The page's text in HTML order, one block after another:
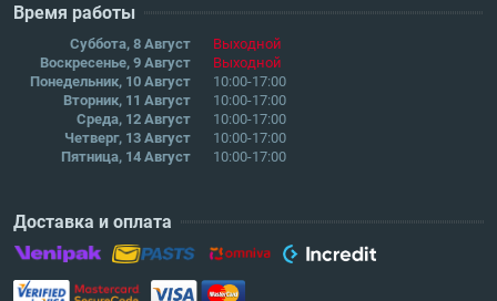
Время работы
Суббота, 8 Август
Выходной
Воскресенье, 9 Август
Выходной
Понедельник, 10 Август
10:00-17:00
Вторник, 11 Август
10:00-17:00
Среда, 12 Август
10:00-17:00
Четверг, 13 Август
10:00-17:00
Пятница, 14 Август
10:00-17:00
Доставка и оплата